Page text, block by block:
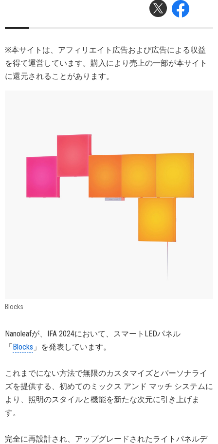
※本サイトは、アフィリエイト広告および広告による収益
を得て運営しています。購入により売上の一部が本サイト
に還元されることがあります。
Blocks
Nanoleafが、IFA 2024において、スマートLEDパネル
「Blocks 」を発表しています。
これまでにない方法で無限のカスタマイズとパーソナライ
ズを提供する、初めてのミックス アンド マッチ システムに
より、照明のスタイルと機能を新たな次元に引き上げま
す。
完全に再設計され、アップグレードされたライトパネルデ